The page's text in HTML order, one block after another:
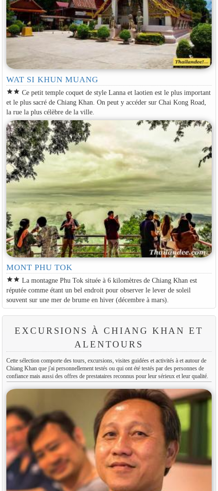
WAT SI KHUN MUANG
starstar Ce petit temple coquet de style Lanna et laotien est le plus important
et le plus sacré de Chiang Khan. On peut y accéder sur Chai Kong Road,
la rue la plus célèbre de la ville.
MONT PHU TOK
starstar La montagne Phu Tok située à 6 kilomètres de Chiang Khan est
réputée comme étant un bel endroit pour observer le lever de soleil
souvent sur une mer de brume en hiver (décembre à mars).
EXCURSIONS À CHIANG KHAN ET
ALENTOURS
Cette sélection comporte des tours, excursions, visites guidées et activités à et autour de
Chiang Khan que j'ai personnellement testés ou qui ont été testés par des personnes de
confiance mais aussi des offres de prestataires reconnus pour leur sérieux et leur qualité.